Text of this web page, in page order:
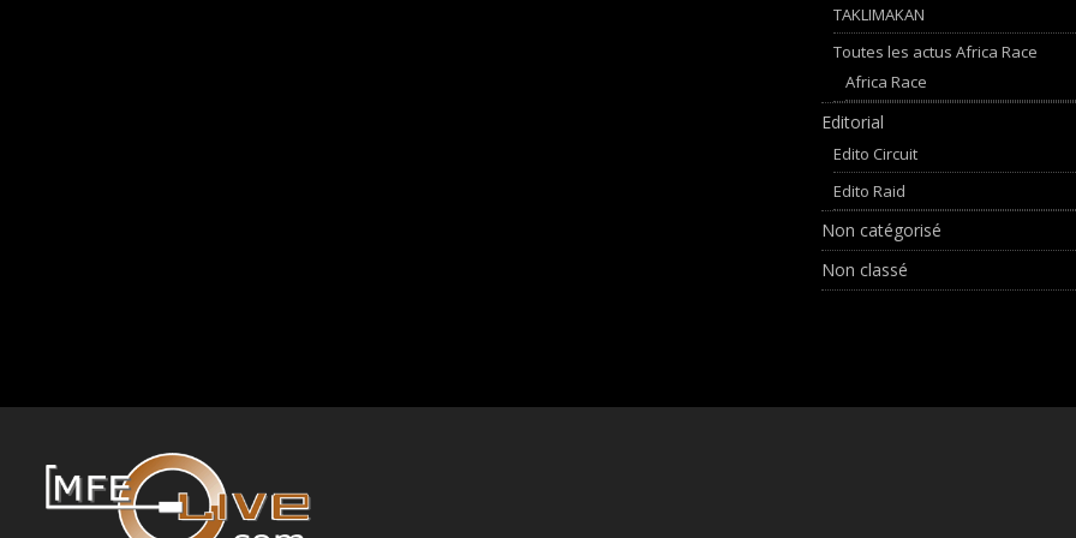
TAKLIMAKAN
Toutes les actus Africa Race
Africa Race
Editorial
Edito Circuit
Edito Raid
Non catégorisé
Non classé